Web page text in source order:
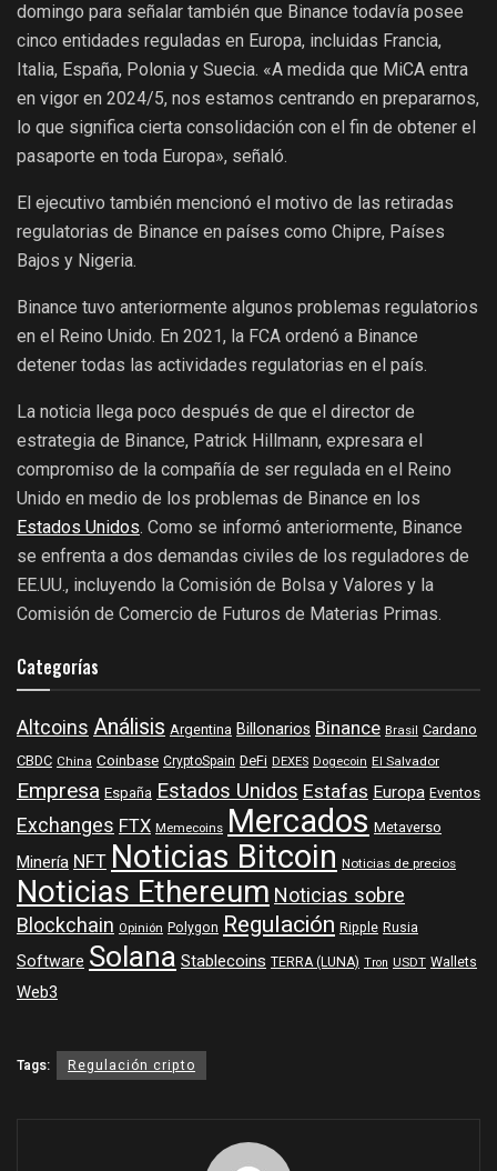
domingo para señalar también que Binance todavía posee
cinco entidades reguladas en Europa, incluidas Francia,
Italia, España, Polonia y Suecia. «A medida que MiCA entra
en vigor en 2024/5, nos estamos centrando en prepararnos,
lo que significa cierta consolidación con el fin de obtener el
pasaporte en toda Europa», señaló.
El ejecutivo también mencionó el motivo de las retiradas
regulatorias de Binance en países como Chipre, Países
Bajos y Nigeria.
Binance tuvo anteriormente algunos problemas regulatorios
en el Reino Unido. En 2021, la FCA ordenó a Binance
detener todas las actividades regulatorias en el país.
La noticia llega poco después de que el director de
estrategia de Binance, Patrick Hillmann, expresara el
compromiso de la compañía de ser regulada en el Reino
Unido en medio de los problemas de Binance en los
Estados Unidos. Como se informó anteriormente, Binance
se enfrenta a dos demandas civiles de los reguladores de
EE.UU., incluyendo la Comisión de Bolsa y Valores y la
Comisión de Comercio de Futuros de Materias Primas.
Categorías
AltcoinsAnálisis Argentina BillonariosBinance Brasil Cardano
CBDC China Coinbase CryptoSpain DeFi DEXES Dogecoin El Salvador
Empresa España Estados UnidosEstafasEuropa Eventos
ExchangesFTX Memecoins Mercados Metaverso
MineríaNFTNoticias Bitcoin Noticias de precios
Noticias EthereumNoticias sobre
Blockchain Opinión Polygon Regulación Ripple Rusia
SoftwareSolanaStablecoins TERRA (LUNA) Tron USDT Wallets
Web3
Tags: Regulación cripto